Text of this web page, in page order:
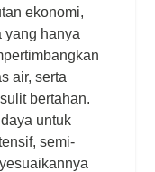
ekonomi,
yang hanya
air, serta
bertahan.
untuk
semi-